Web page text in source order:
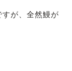
が、全然鰻が